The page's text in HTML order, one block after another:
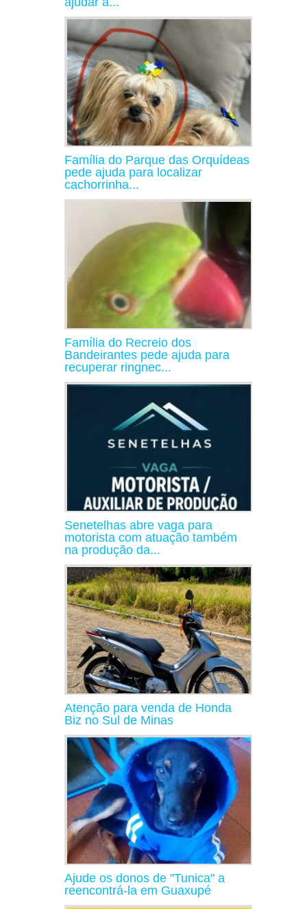
Família do Parque das Orquídeas
pede ajuda para localizar
cachorrinha...
Família do Recreio dos
Bandeirantes pede ajuda para
recuperar ringnec...
Senetelhas abre vaga para
motorista com atuação também
na produção da...
Atenção para venda de Honda
Biz no Sul de Minas
Ajude os donos de "Tunica" a
reencontrá-la em Guaxupé